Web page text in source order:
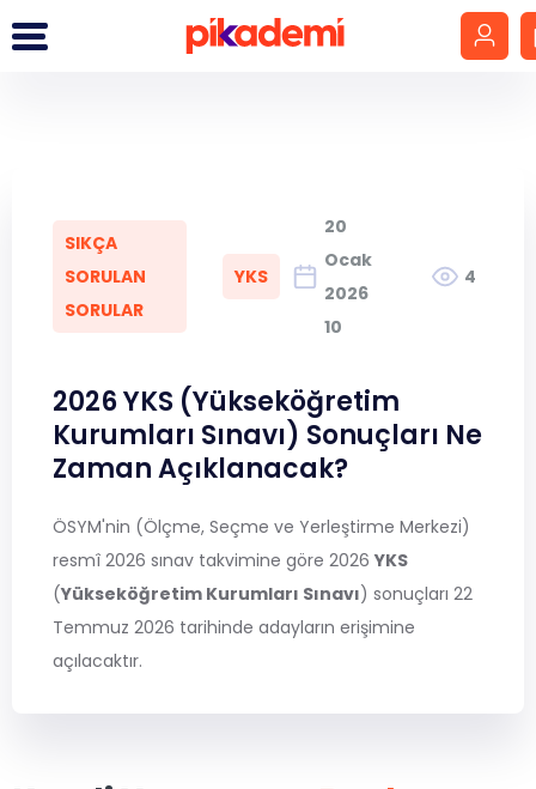
LGS
YKS
KPSS
MSÜ
ALES
SIKÇA
SORULAN
SORULAR
YKS
20
Ocak
2026
10
4
2026 YKS (Yükseköğretim
Kurumları Sınavı) Sonuçları Ne
Zaman Açıklanacak?
ÖSYM'nin (Ölçme, Seçme ve Yerleştirme Merkezi)
resmî 2026 sınav takvimine göre 2026YKS
(Yükseköğretim Kurumları Sınavı) sonuçları 22
Temmuz 2026 tarihinde adayların erişimine
açılacaktır.